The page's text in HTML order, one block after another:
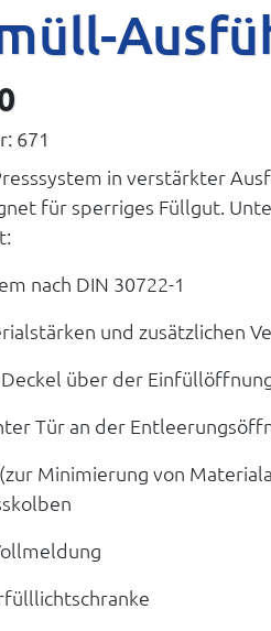
671
in verstärkter
für sperriges Füllgut.
nach DIN 30722-1
und zusätzlichen
über der
Tür an der
Minimierung von